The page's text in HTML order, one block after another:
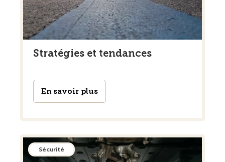
Stratégies et tendances
En savoir plus
Sécurité